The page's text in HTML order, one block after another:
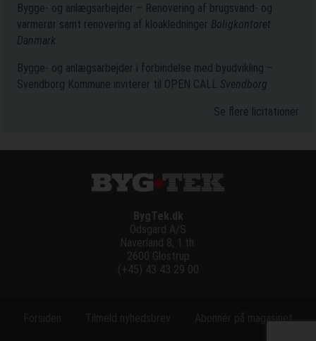
Bygge- og anlægsarbejder – Renovering af brugsvand- og
varmerør samt renovering af kloakledninger Boligkontoret
Danmark
Bygge- og anlægsarbejder i forbindelse med byudvikling –
Svendborg Kommune inviterer til OPEN CALL Svendborg
Se flere licitationer
BygTek.dk
Odsgard A/S
Naverland 8, 1.th.
2600 Glostrup
(+45) 43 43 29 00